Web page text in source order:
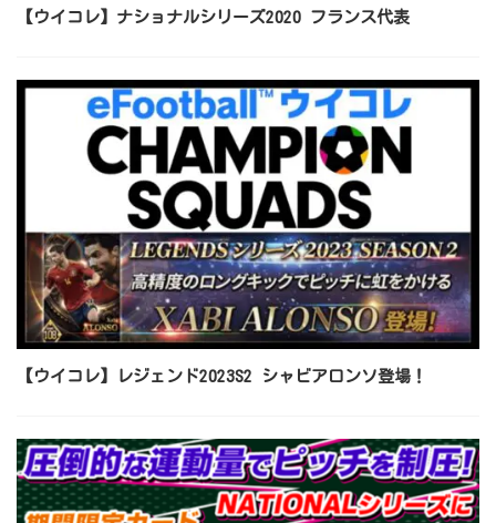
【ウイコレ】ナショナルシリーズ2020 フランス代表
【ウイコレ】レジェンド2023S2 シャビアロンソ登場！